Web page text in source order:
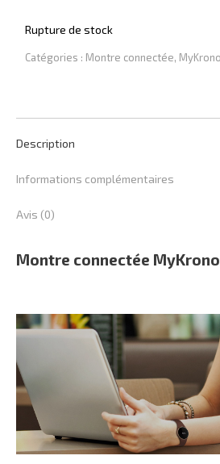
Rupture de stock
Catégories : Montre connectée,
Description
Informations complémentaires
Avis (0)
Montre connectée